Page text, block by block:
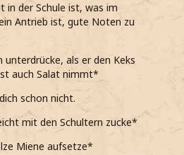
in der Schule ist, was im
Antrieb ist, gute Noten zu
unterdrücke, als er den Keks
auch Salat nimmt*
schon nicht.
mit den Schultern zucke*
Miene aufsetze*